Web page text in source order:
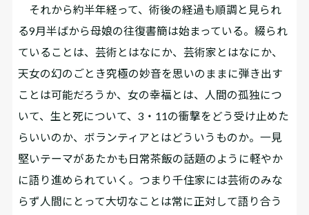
それから約半年経って、術後の経過も順調と見られ
る9月半ばから母娘の往復書簡は始まっている。綴られ
ていることは、芸術とはなにか、芸術家とはなにか、
天女の幻のごとき究極の妙音を思いのままに弾き出す
ことは可能だろうか、女の幸福とは、人間の孤独につ
いて、生と死について、3・11の衝撃をどう受け止めた
らいいのか、ボランティアとはどういうものか。一見
堅いテーマがあたかも日常茶飯の話題のように軽やか
に語り進められていく。つまり千住家には芸術のみな
らず人間にとって大切なことは常に正対して語り合う